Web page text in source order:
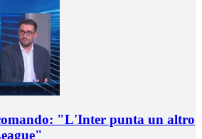
"L'Inter punta un altro